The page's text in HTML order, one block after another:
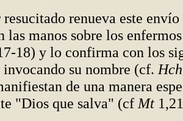
resucitado renueva este
las manos sobre los
18) y lo confirma con los
su nombre (cf. Hch
de una manera
"Dios que salva" (cf Mt